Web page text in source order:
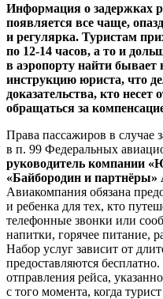
Информация о задержках
появляется все чаще,
и регулярка. Туристам
по 12-14 часов, а то и
в аэропорту найти бывает
инструкцию юриста, что
доказательства, кто несет
обращаться за
Права пассажиров в случае
в п. 99 Федеральных
руководитель компании
«Байбородин и партнёры»
Авиакомпания обязана
и ребенка для тех, кто
телефонные звонки или
напитки, горячее питание,
Набор услуг зависит от
предоставляются
отправления рейса,
с того момента, когда